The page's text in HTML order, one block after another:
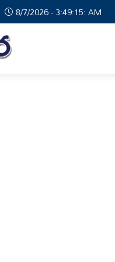
8/7/2026 - 3:49:16: AM